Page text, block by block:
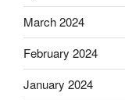
March 2024
February 2024
January 2024